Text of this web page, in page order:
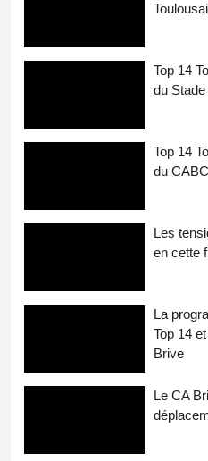
Top 14
du
Top 14
du
Les
en cette
La
Top 14
Brive
Le CA